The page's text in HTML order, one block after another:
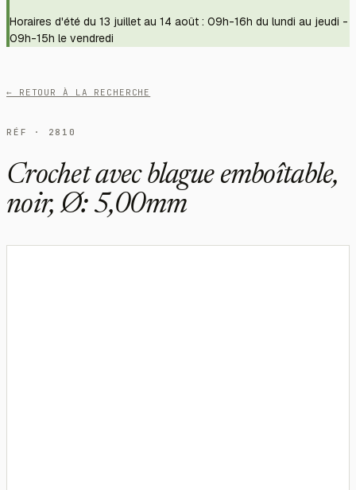
Horaires d'été du 13 juillet au 14 août : 09h-16h du lundi au jeudi -
09h-15h le vendredi
← RETOUR À LA RECHERCHE
RÉF · 2810
Crochet avec blague emboîtable,
noir, Ø: 5,00mm